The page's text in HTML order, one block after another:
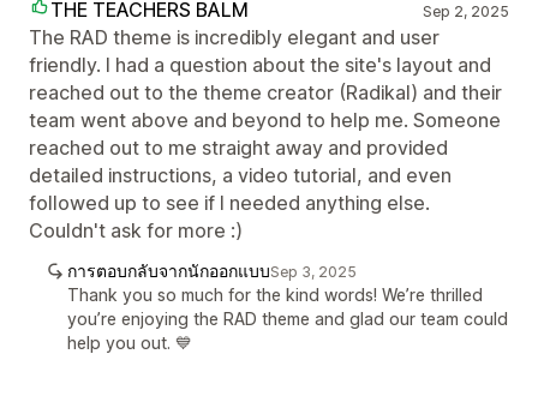
THE TEACHERS BALM
Sep 2, 2025
The RAD theme is incredibly elegant and user
friendly. I had a question about the site's layout and
reached out to the theme creator (Radikal) and their
team went above and beyond to help me. Someone
reached out to me straight away and provided
detailed instructions, a video tutorial, and even
followed up to see if I needed anything else.
Couldn't ask for more :)
การตอบกลับจากนักออกแบบSep 3, 2025
Thank you so much for the kind words! We’re thrilled
you’re enjoying the RAD theme and glad our team could
help you out. 💙